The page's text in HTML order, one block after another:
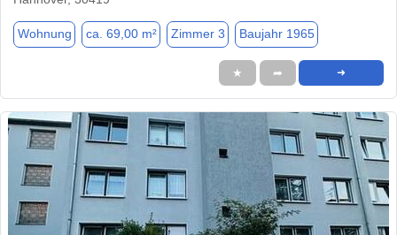
Wohnung ca. 69,00 m² Zimmer 3 Baujahr 1965
★ ➦ ➜